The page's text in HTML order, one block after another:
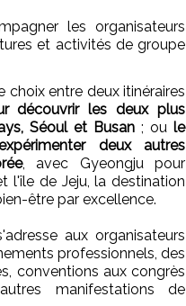
les organisateurs
et activités de groupe
choix entre deux itinéraires
découvrir les deux plus
Séoul et Busan ; ou le
deux autres
, avec Gyeongju pour
l'île de Jeju, la destination
être par excellence.
aux organisateurs
professionnels, des
conventions aux congrès
manifestations de